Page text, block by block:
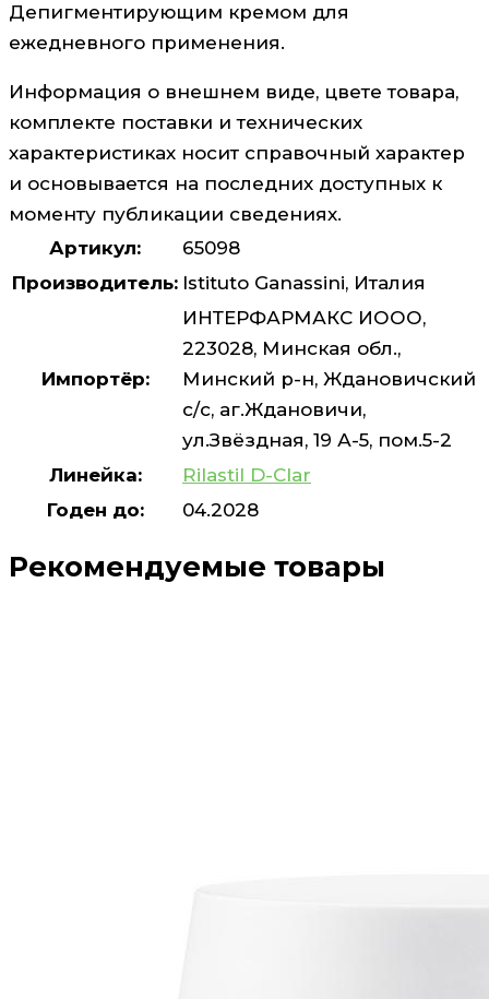
Депигментирующим кремом для
ежедневного применения.
Информация о внешнем виде, цвете товара,
комплекте поставки и технических
характеристиках носит справочный характер
и основывается на последних доступных к
моменту публикации сведениях.
Артикул:
65098
Производитель: Istituto Ganassini, Италия
Импортёр:
ИНТЕРФАРМАКС ИООО,
223028, Минская обл.,
Минский р-н, Ждановичский
с/с, аг.Ждановичи,
ул.Звёздная, 19 А-5, пом.5-2
Линейка:
Rilastil D-Clar
Годен до:
04.2028
Рекомендуемые товары